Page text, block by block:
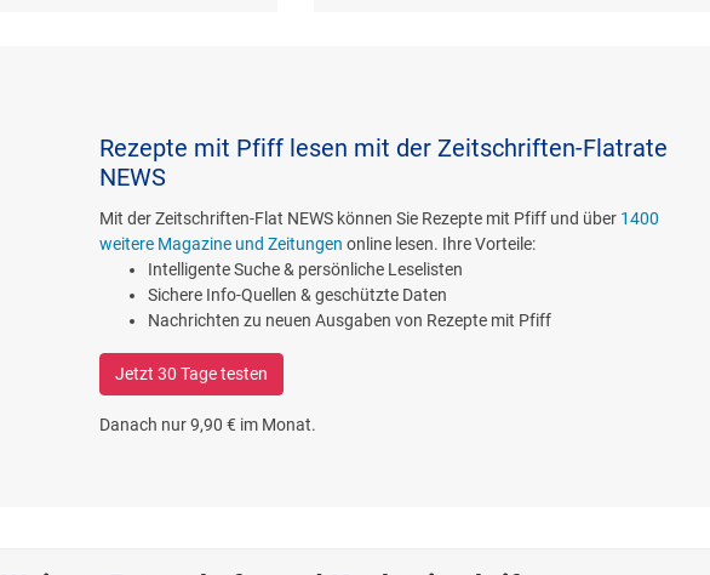
Rezepte mit Pfiff lesen mit der Zeitschriften-Flatrate
NEWS
Mit der Zeitschriften-Flat NEWS können Sie Rezepte mit Pfiff und über 1400
weitere Magazine und Zeitungen online lesen. Ihre Vorteile:
Intelligente Suche & persönliche Leselisten
Sichere Info-Quellen & geschützte Daten
Nachrichten zu neuen Ausgaben von Rezepte mit Pfiff
Jetzt 30 Tage testen
Danach nur 9,90 € im Monat.